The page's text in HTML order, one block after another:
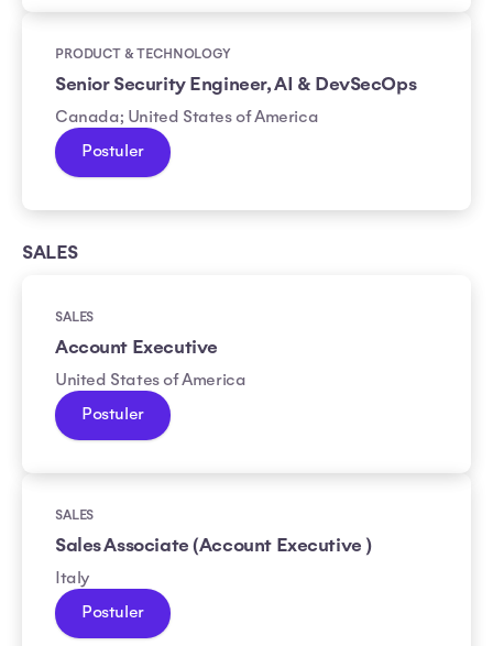
PRODUCT & TECHNOLOGY
Senior Security Engineer, AI & DevSecOps
Canada; United States of America
Postuler
SALES
SALES
Account Executive
United States of America
Postuler
SALES
Sales Associate (Account Executive )
Italy
Postuler